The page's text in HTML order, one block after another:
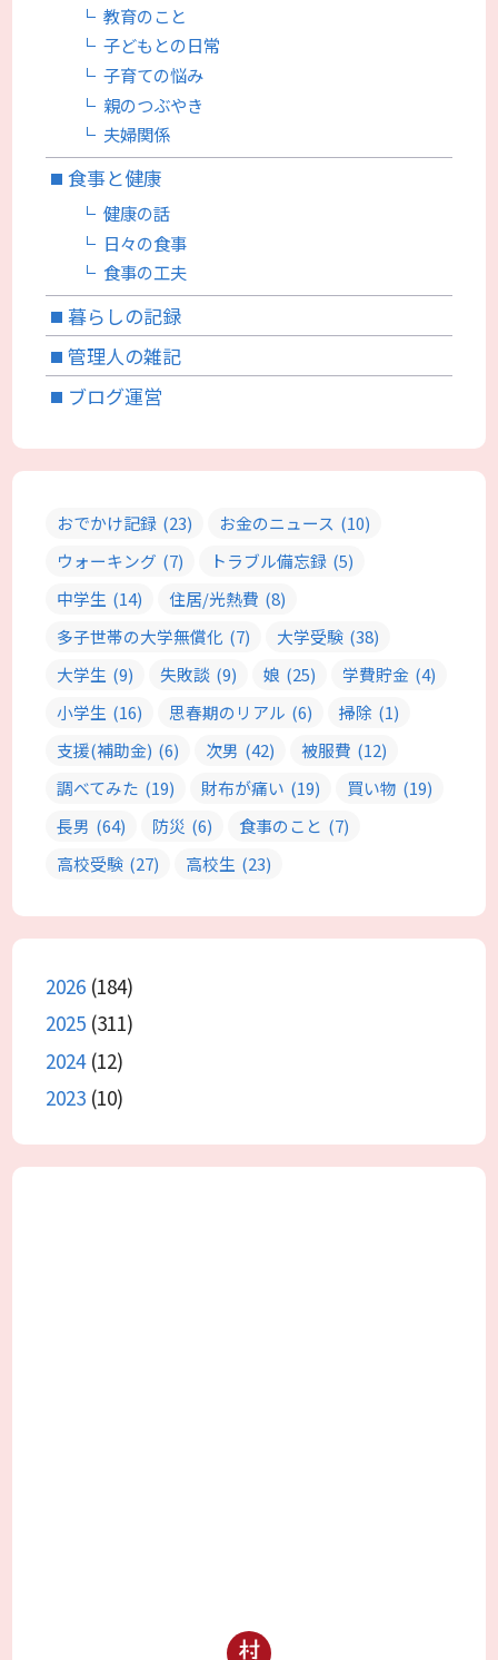
教育のこと
子どもとの日常
子育ての悩み
親のつぶやき
夫婦関係
食事と健康
健康の話
日々の食事
食事の工夫
暮らしの記録
管理人の雑記
ブログ運営
おでかけ記録 (23) お金のニュース (10)
ウォーキング (7) トラブル備忘録 (5)
中学生 (14) 住居/光熱費 (8)
多子世帯の大学無償化 (7) 大学受験 (38)
大学生 (9) 失敗談 (9) 娘 (25) 学費貯金 (4)
小学生 (16) 思春期のリアル (6) 掃除 (1)
支援(補助金) (6) 次男 (42) 被服費 (12)
調べてみた (19) 財布が痛い (19) 買い物 (19)
長男 (64) 防災 (6) 食事のこと (7)
高校受験 (27) 高校生 (23)
2026 (184)
2025 (311)
2024(12)
2023 (10)